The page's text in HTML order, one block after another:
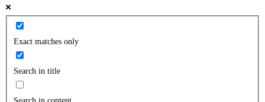
Exact matches only
Search in title